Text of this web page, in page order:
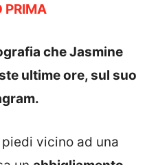
PRIMA
che Jasmine
ultime ore, sul suo
vicino ad una